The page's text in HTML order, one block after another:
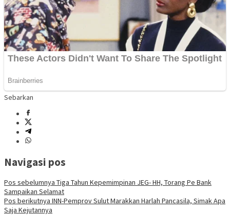
Sebarkan
Navigasi pos
Pos sebelumnya Tiga Tahun Kepemimpinan JEG- HH, Torang Pe Bank
Sampaikan Selamat
Pos berikutnya INN-Pemprov Sulut Marakkan Harlah Pancasila, Simak Apa
Saja Kejutannya